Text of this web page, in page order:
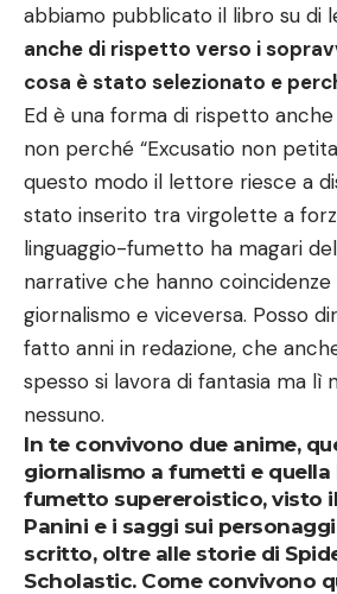
abbiamo pubblicato il libro su di
anche di rispetto verso i
cosa è stato selezionato e
Ed è una forma di rispetto
non perché “Excusatio non
questo modo il lettore riesce a
stato inserito tra virgolette a
linguaggio-fumetto ha magari
narrative che hanno
giornalismo e viceversa. Posso
fatto anni in redazione, che
spesso si lavora di fantasia ma lì
nessuno.
In te convivono due anime,
giornalismo a fumetti e quella
fumetto supereroistico, visto
Panini e i saggi sui
scritto, oltre alle storie di
Scholastic. Come convivono